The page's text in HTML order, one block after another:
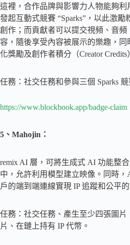
這裡，合作品牌與影響力人物能夠利
發起互動式競賽 “Sparks”，以此激勵
創作；而貢獻者可以提交視頻、音頻
容，隨後享受內容被展示的樂趣，同
化獎勵及創作者積分（Creator Credits
任務：社交任務和參與三個 Sparks 競
https://www.blockbook.app/badge-claim
5、Mahojin：
remix AI 層，可將生成式 AI 功能整
中，允許利用模型建立映像。同時，
戶的端到端連線實現 IP 追蹤和公平
任務：社交任務、產生至少四張圖片
片、在鏈上持有 IP 代幣。